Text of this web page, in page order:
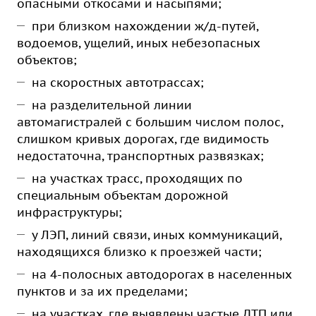
опасными откосами и насыпями;
при близком нахождении ж/д-путей,
водоемов, ущелий, иных небезопасных
объектов;
на скоростных автотрассах;
на разделительной линии
автомагистралей с большим числом полос,
слишком кривых дорогах, где видимость
недостаточна, транспортных развязках;
на участках трасс, проходящих по
специальным объектам дорожной
инфраструктуры;
у ЛЭП, линий связи, иных коммуникаций,
находящихся близко к проезжей части;
на 4-полосных автодорогах в населенных
пунктов и за их пределами;